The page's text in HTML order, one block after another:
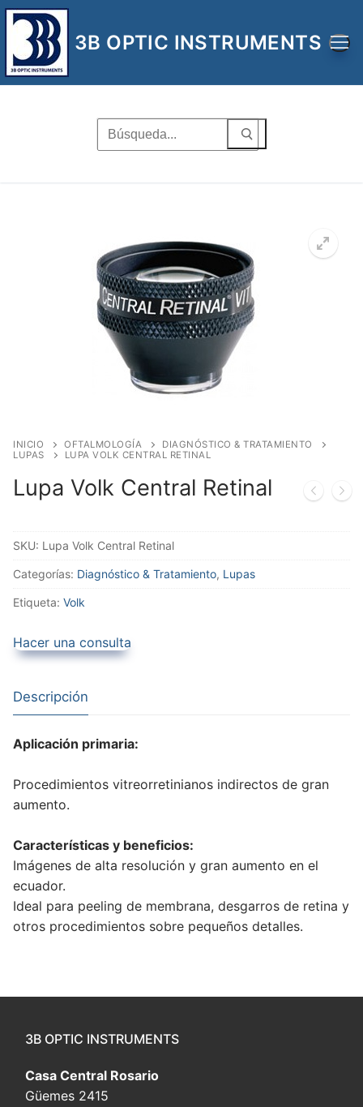
Ir
contenido
3B OPTIC INSTRUMENTS
Buscar
por:
INICIO OFTALMOLOGÍA
DIAGNÓSTICO & TRATAMIENTO
LUPAS
LUPA VOLK CENTRAL RETINAL
Lupa Volk Central Retinal
SKU: Lupa Volk Central Retinal
Categorías: Diagnóstico & Tratamiento, Lupas
Etiqueta: Volk
Hacer una consulta
Descripción
Aplicación primaria:
Procedimientos vitreorretinianos indirectos de gran
aumento.
Características y beneficios:
Imágenes de alta resolución y gran aumento en el
ecuador.
Ideal para peeling de membrana, desgarros de retina y
otros procedimientos sobre pequeños detalles.
3B OPTIC INSTRUMENTS
Casa Central Rosario
Güemes 2415